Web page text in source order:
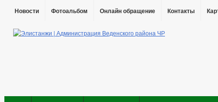
Новости Фотоальбом Онлайн обращение Контакты